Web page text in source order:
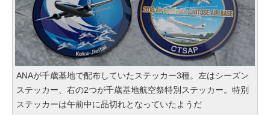
ANAが千歳基地で配布していたステッカー3種。左はシーズン
ステッカー、右の2つが千歳基地航空祭特別ステッカー。特別
ステッカーは午前中に品切れとなっていたようだ